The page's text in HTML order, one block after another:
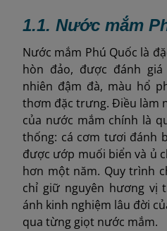
1.1. Nước mắm
Nước mắm Phú Quốc là
hòn đảo, được đánh
nhiên đậm đà, màu hổ
thơm đặc trưng. Điều làm
của nước mắm chính là
thống: cá cơm tươi đánh
được ướp muối biển và ủ
hơn một năm. Quy trình
chỉ giữ nguyên hương vị
ánh kinh nghiệm lâu đời
qua từng giọt nước mắm.